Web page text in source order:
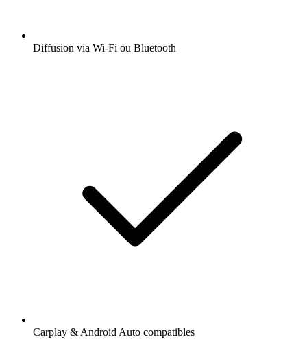
Diffusion via Wi-Fi ou Bluetooth
Carplay & Android Auto compatibles